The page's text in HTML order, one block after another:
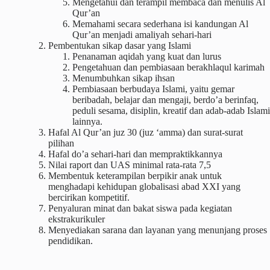
Mengetahui dan terampil membaca dan menulis Al
Qur’an
Memahami secara sederhana isi kandungan Al
Qur’an menjadi amaliyah sehari-hari
Pembentukan sikap dasar yang Islami
Penanaman aqidah yang kuat dan lurus
Pengetahuan dan pembiasaan berakhlaqul karimah
Menumbuhkan sikap ihsan
Pembiasaan berbudaya Islami, yaitu gemar
beribadah, belajar dan mengaji, berdo’a berinfaq,
peduli sesama, disiplin, kreatif dan adab-adab Islami
lainnya.
Hafal Al Qur’an juz 30 (juz ‘amma) dan surat-surat
pilihan
Hafal do’a sehari-hari dan mempraktikkannya
Nilai raport dan UAS minimal rata-rata 7,5
Membentuk keterampilan berpikir anak untuk
menghadapi kehidupan globalisasi abad XXI yang
bercirikan kompetitif.
Penyaluran minat dan bakat siswa pada kegiatan
ekstrakurikuler
Menyediakan sarana dan layanan yang menunjang proses
pendidikan.